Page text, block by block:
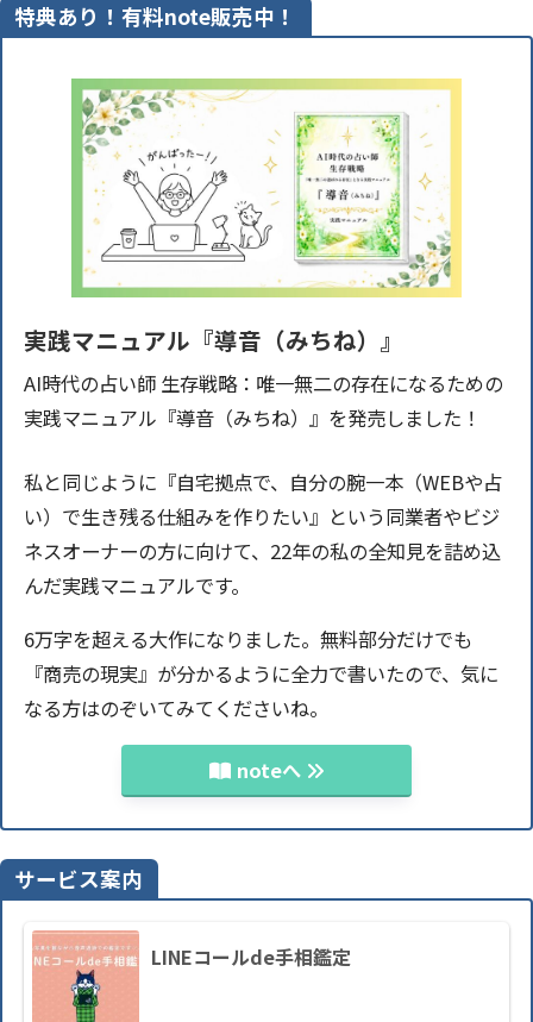
特典あり！有料note販売中！
実践マニュアル『導音（みちね）』
AI時代の占い師 生存戦略：唯一無二の存在になるための
実践マニュアル『導音（みちね）』を発売しました！
私と同じように『自宅拠点で、自分の腕一本（WEBや占
い）で生き残る仕組みを作りたい』という同業者やビジ
ネスオーナーの方に向けて、22年の私の全知見を詰め込
んだ実践マニュアルです。
6万字を超える大作になりました。無料部分だけでも
『商売の現実』が分かるように全力で書いたので、気に
なる方はのぞいてみてくださいね。
noteへ
サービス案内
LINEコールde手相鑑定